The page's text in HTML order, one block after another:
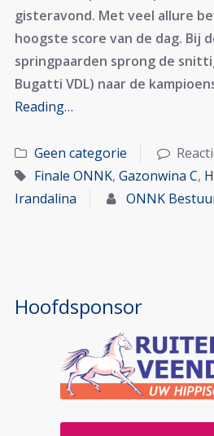
gisteravond. Met veel allure
hoogste score van de dag. Bij
springpaarden sprong de
Bugatti VDL) naar de
Reading…
Geen categorie
Finale ONNK, Gazonwina C,
Irandalina
ONNK
Hoofdsponsor